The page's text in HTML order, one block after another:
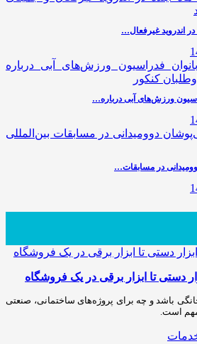
اندروید غیرفعال…
ورزش‌های آبی درباره…
دستی تا ابزار برقی در یک فروشگاه
باشد و چه برای پروژه‌های ساختمانی، صنعتی
است.